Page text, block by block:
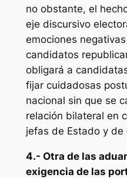
no obstante, el
eje discursivo
emociones
candidatos
obligará a
fijar cuidadosas
nacional sin que se
relación bilateral en
jefas de Estado y de
4.- Otra de las
exigencia de las